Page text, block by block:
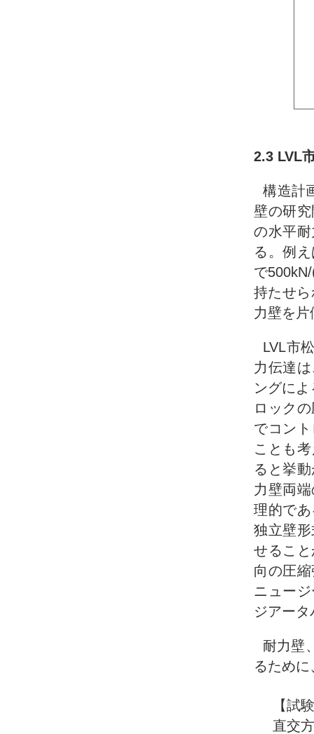
2.3 LVL
構造計
壁の研
の水平
る。例
で
持たせ
力壁を
LVL市
力伝達
ングに
ロック
でコン
ことも
ると挙
力壁両
理的で
独立壁
せるこ
向の圧
ニュー
ジアー
耐力壁
るため
【試
直交